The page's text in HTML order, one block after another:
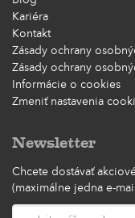
Kariéra
Kontakt
Zásady ochrany
Zásady ochrany
Informácie o cookies
Zmeniť nastavenia
Newsletter
Chcete dostávať
(maximálne jedna e-